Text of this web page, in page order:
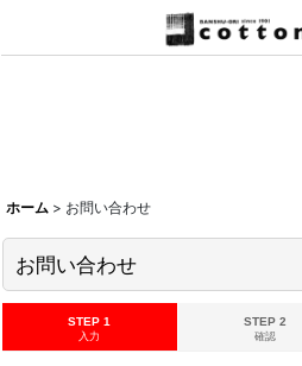
ホーム > お問い合わせ
お問い合わせ
STEP 1
入力
STEP 2
確認